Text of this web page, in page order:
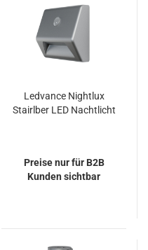
Ledvance Nightlux
Stairlber LED Nachtlicht
Preise nur für B2B
Kunden sichtbar